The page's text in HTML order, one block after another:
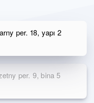
per. 9, bina 5
per. 18, yapı 2